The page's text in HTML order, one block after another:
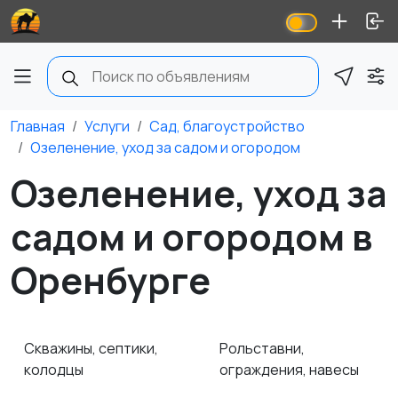
Главная Услуги
Сад, благоустройство
Озеленение, уход за садом и огородом
Озеленение, уход за
садом и огородом в
Оренбурге
Скважины, септики,
колодцы
Рольставни,
ограждения, навесы